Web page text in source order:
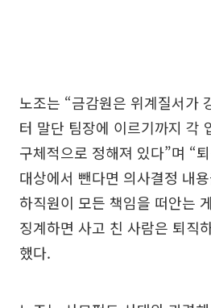
노조는 “금감원은 위계질서가
터 말단 팀장에 이르기까지 각
구체적으로 정해져 있다”며 “
대상에서 뺀다면 의사결정 내
하직원이 모든 책임을 떠안는
징계하면 사고 친 사람은 퇴직
했다.